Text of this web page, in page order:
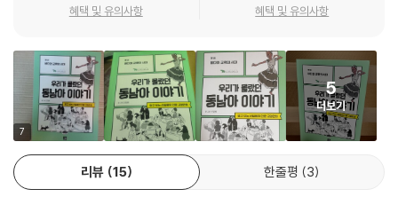
그러면서 작가는 “동남아는 비행기를 타면 3시간에서 6시간 사이에 다다
는 곳, 우리 제품의 주요 고객인 6억5천만 형제들이 사는 해외직접투자의
주요대상국”이라면서 “이 책을 통해 우리들과 비슷한 역사를 거쳐온 그들
의 투쟁과 생존에 파트너로서 관심을 가지길 바란다”고 밝힌다.
편집과정에서 네 권의 시리즈를 읽어본 후 자신 있게 이렇게 말할 수 있었
다. ‘이제부터 여행하는 동남아시아는 다르게 보일 것이다. 도시의 골목과
지나치는 산과 강들이 끊임없이 풍성한 이야기들을 들려줄 것이기 때문이
혜택 및 유의사항 혜택 및 유의사항
7
5
더보기
리뷰 15 한줄평 3